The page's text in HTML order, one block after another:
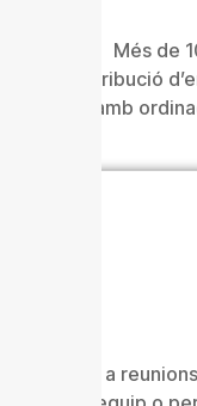
Més de
distribució
amb
Per a